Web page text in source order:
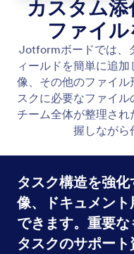
カスタム
ファイ
Jotformボードでは、
ィールドを簡単に追
像、その他のファイル
スクに必要なファイル
チーム全体が整理さ
握しながら
タスク構造を強
像、ドキュメン
できます。重要
タスクのサポー